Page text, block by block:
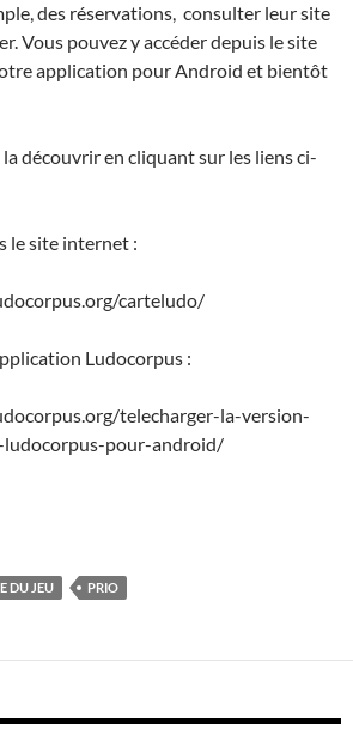
des réservations, consulter leur site
Vous pouvez y accéder depuis le site
application pour Android et bientôt
découvrir en cliquant sur les liens ci-
le site internet :
carteludo/
Ludocorpus :
telecharger-la-version-
pour-android/
DU JEU PRIO